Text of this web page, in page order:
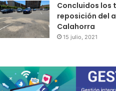
Concluidos los
reposición del
Calahorra
15 julio, 2021